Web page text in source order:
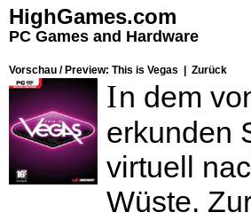
HighGames.com
PC Games and Hardware
Vorschau / Preview: This is Vegas | Zurück
In dem
erkunden
virtuell
Wüste.